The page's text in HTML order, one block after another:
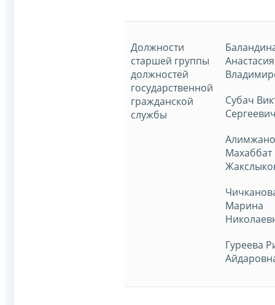
Должности
старшей группы
должностей
государственной
гражданской
службы
Анастасия
Субач
Махаббат
Марина
Гуреева